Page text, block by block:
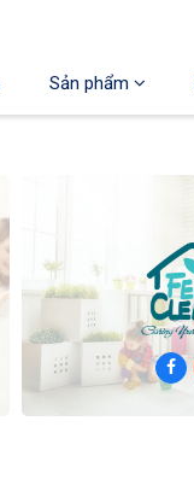
Sản phẩm